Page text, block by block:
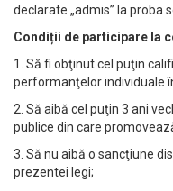
declarate „admis” la proba
Condiții de participare la
1. Să fi obţinut cel puţin
performanţelor individuale
2. Să aibă cel puţin 3 ani
publice din care
3. Să nu aibă o sancţiune
prezentei legi;